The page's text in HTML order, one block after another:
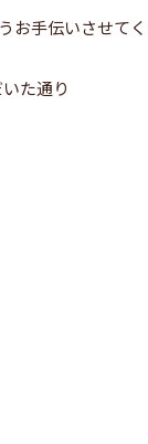
お手伝いさせてく
た通り